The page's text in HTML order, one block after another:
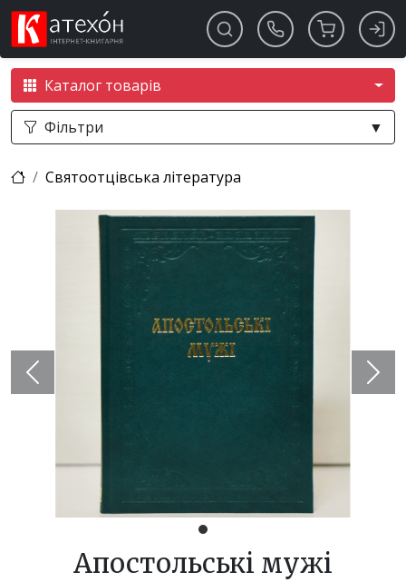
Каталог товарів
Фільтри ▼
Святоотцівська література
Previous Next
Апостольські мужі